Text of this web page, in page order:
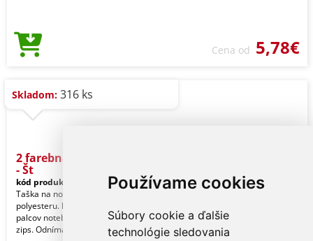
Používame cookies
Súbory cookie a ďalšie
technológie sledovania
Cena od 5,78€
Skladom: 316 ks
2 farebná taška na laptop
- Št
kód produktu:
10207997
Taška na notebook z dvojfarebného
polyesteru. Hlavné vrecko na 15
palcov notebook, predné vrecko na
zips. Odnímateľný na